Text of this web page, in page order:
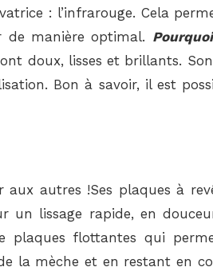
: l’infrarouge. Cela
de manière optimal.
doux, lisses et brillants.
Bon à savoir, il est
autres !Ses plaques à
un lissage rapide, en
plaques flottantes qui
de la mèche et en restant en